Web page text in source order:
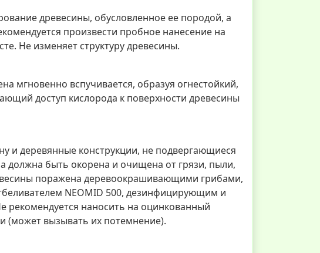
древесины, обусловленное ее породой, а
произвести пробное нанесение на
Не изменяет структуру древесины.
мгновенно вспучивается, образуя огнестойкий,
доступ кислорода к поверхности древесины
и деревянные конструкции, не подвергающиеся
должна быть окорена и очищена от грязи, пыли,
поражена деревоокрашивающими грибами,
NEOMID 500, дезинфицирующим и
наносить на оцинкованный
(может вызывать их потемнение).